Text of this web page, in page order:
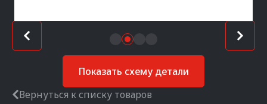
Показать схему детали
Вернуться к списку товаров